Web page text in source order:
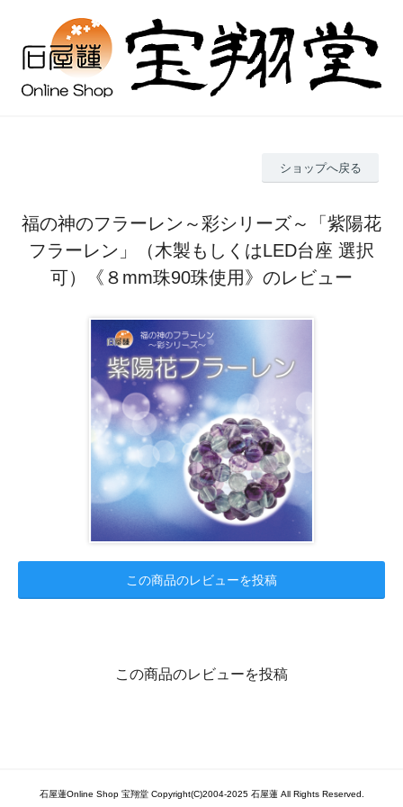
ショップへ戻る
福の神のフラーレン～彩シリーズ～「紫陽花
フラーレン」（木製もしくはLED台座 選択
可）《８mm珠90珠使用》のレビュー
この商品のレビューを投稿
この商品のレビューを投稿
石屋蓮Online Shop 宝翔堂 Copyright(C)2004-2025 石屋蓮 All Rights Reserved.